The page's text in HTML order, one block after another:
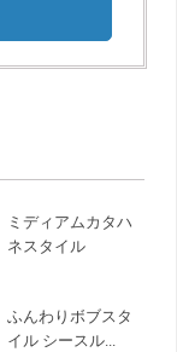
ミディアムカタハ
ネスタイル
ふんわりボブスタ
イル シースル...